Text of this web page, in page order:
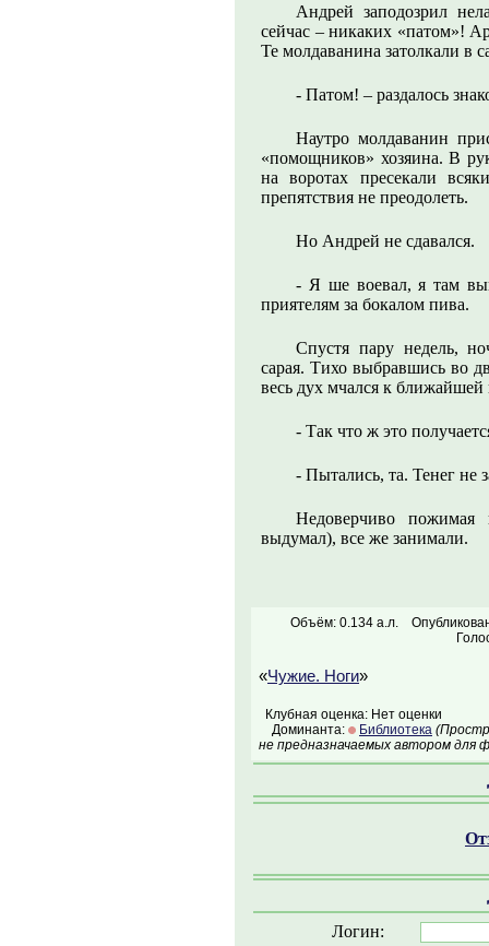
Андрей заподозрил
сейчас – никаких «патом»!
Те молдаванина затолкали в
- Патом! – раздалось
Наутро молдаванин
«помощников» хозяина. В
на воротах пресекали
препятствия не преодолеть.
Но Андрей не сдавался.
- Я ше воевал, я там
приятелям за бокалом пива.
Спустя пару недель,
сарая. Тихо выбравшись во
весь дух мчался к
- Так что ж это
- Пытались, та. Тенег не
Недоверчиво
выдумал), все же занимали.
Объём: 0.134 а.л.
«Чужие. Ноги»
Клубная оценка: Нет оценки
Доминанта:
Библиотека
не предназначаемых автором для
Логин: